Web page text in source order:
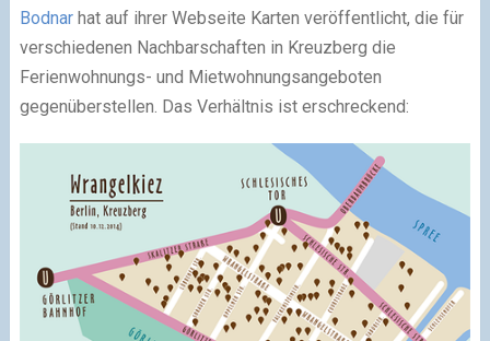
Bodnarhat auf ihrer Webseite Karten veröffentlicht, die für
verschiedenen Nachbarschaften in Kreuzberg die
Ferienwohnungs- und Mietwohnungsangeboten
gegenüberstellen. Das Verhältnis ist erschreckend: